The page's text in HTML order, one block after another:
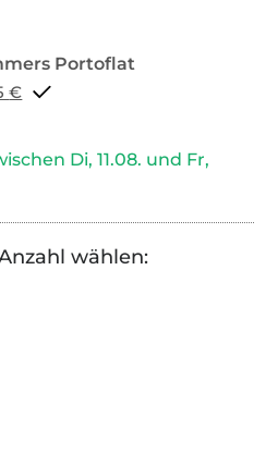
Portoflat schon ab 9,95 €
Di, 11.08. und Fr,
wählen: